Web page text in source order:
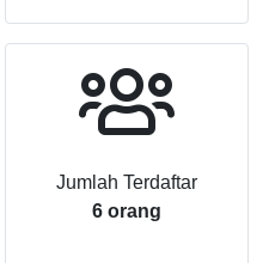
Jumlah Terdaftar
6 orang